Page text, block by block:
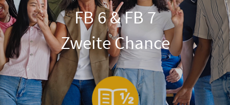
FB 6 & FB 7
Zweite Chance